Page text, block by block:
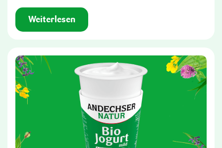
Weiterlesen